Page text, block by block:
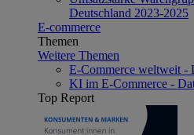
Deutschland 2023-2025
E-commerce
Themen
Weitere Themen
E-Commerce weltweit -
KI im E-Commerce -
Top Report